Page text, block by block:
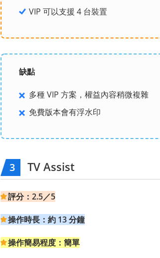
VIP 可以支援 4 台裝置
缺點
多種 VIP 方案，權益內容稍微複雜
免費版本會有浮水印
3 TV Assist
評分：2.5／5
操作時長：約 13 分鐘
操作簡易程度：簡單